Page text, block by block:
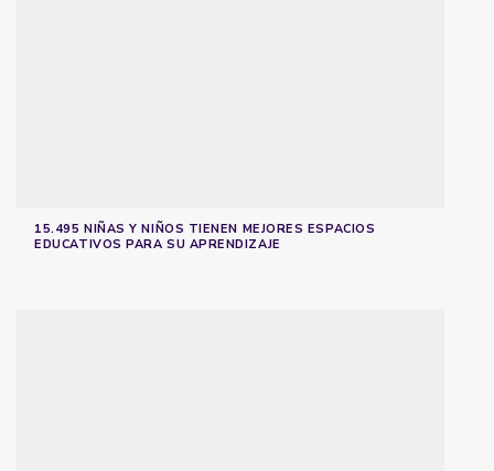
15.495 NIÑAS Y NIÑOS TIENEN MEJORES ESPACIOS
EDUCATIVOS PARA SU APRENDIZAJE